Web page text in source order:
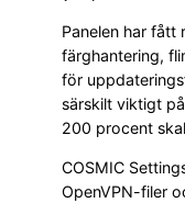
Panelen har fått
färghantering,
för
särskilt viktigt
200 procent
COSMIC
OpenVPN-filer